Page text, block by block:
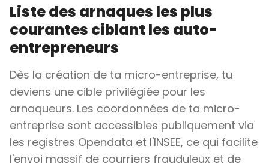
Liste des arnaques les plus
courantes ciblant les auto-
entrepreneurs
Dès la création de ta micro-entreprise, tu
deviens une cible privilégiée pour les
arnaqueurs. Les coordonnées de ta micro-
entreprise sont accessibles publiquement via
les registres Opendata et l'INSEE, ce qui facilite
l'envoi massif de courriers frauduleux et de